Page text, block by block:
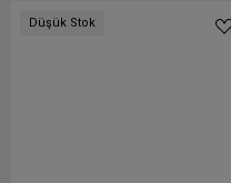
Düşük Stok